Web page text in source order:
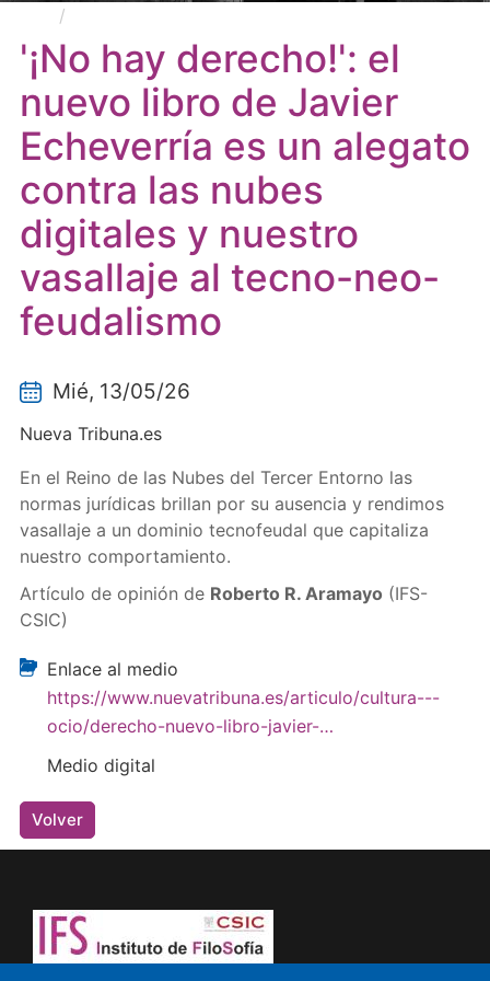
Echeverría es un alegato contra las nubes digitales y
nuestro vasallaje al tecno-neo-feudalismo
'¡No hay derecho!': el
nuevo libro de Javier
Echeverría es un alegato
contra las nubes
digitales y nuestro
vasallaje al tecno-neo-
feudalismo
Mié, 13/05/26
Nueva Tribuna.es
En el Reino de las Nubes del Tercer Entorno las
normas jurídicas brillan por su ausencia y rendimos
vasallaje a un dominio tecnofeudal que capitaliza
nuestro comportamiento.
Artículo de opinión de Roberto R. Aramayo (IFS-
CSIC)
Enlace al medio
https://www.nuevatribuna.es/articulo/cultura---
ocio/derecho-nuevo-libro-javier-…
Medio digital
Volver